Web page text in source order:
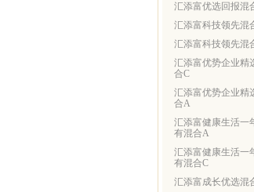
汇添富优选回报混
汇添富科技领先混
汇添富科技领先混
汇添富优势企业精
合C
汇添富优势企业精
合A
汇添富健康生活一
有混合A
汇添富健康生活一
有混合C
汇添富成长优选混